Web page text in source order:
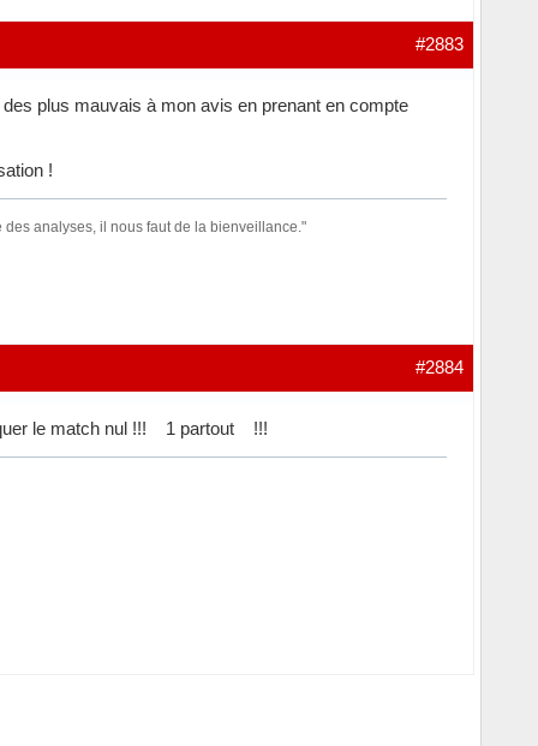
#2883
plus mauvais à mon avis en prenant en compte
!
analyses, il nous faut de la bienveillance."
#2884
le match nul !!! 1 partout !!!